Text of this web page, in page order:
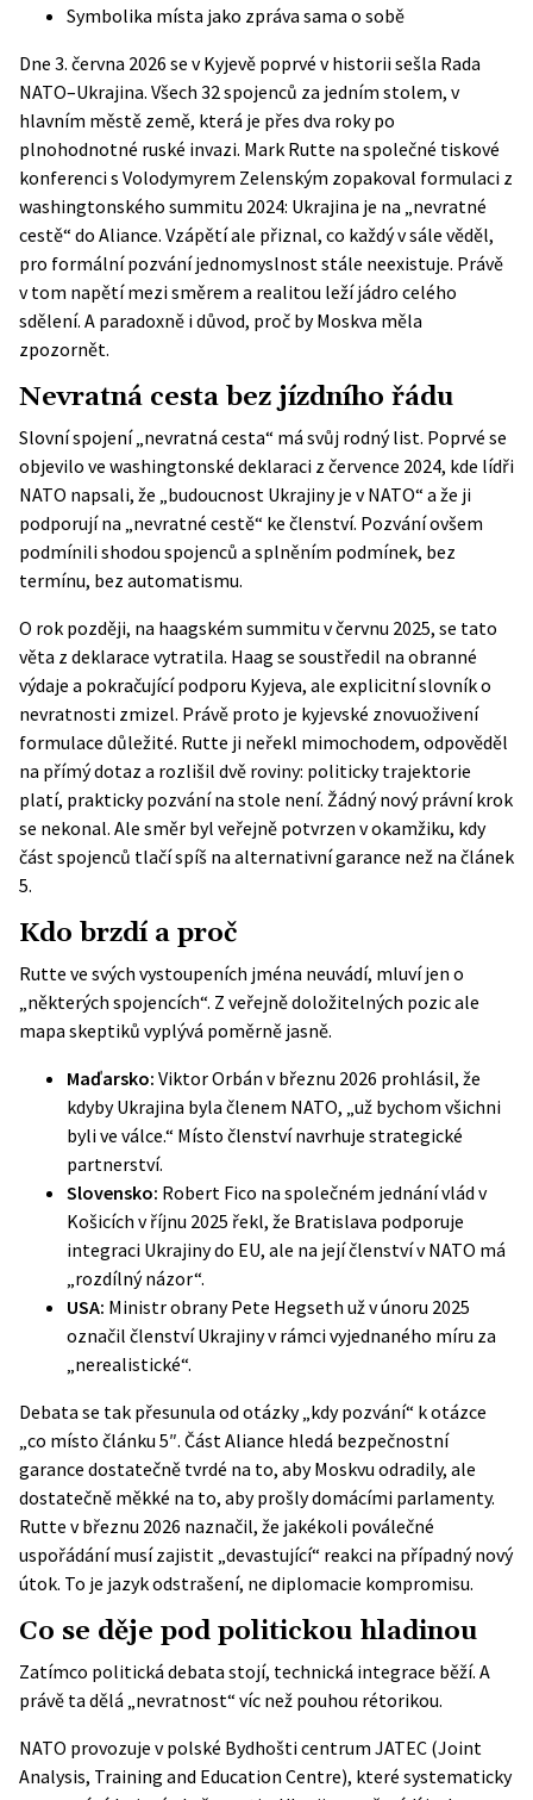
Symbolika místa jako zpráva sama o sobě
Dne 3. června 2026 se v Kyjevě poprvé v historii sešla Rada
NATO–Ukrajina. Všech 32 spojenců za jedním stolem, v
hlavním městě země, která je přes dva roky po
plnohodnotné ruské invazi. Mark Rutte na společné tiskové
konferenci s Volodymyrem Zelenským zopakoval formulaci z
washingtonského summitu 2024: Ukrajina je na „nevratné
cestě“ do Aliance. Vzápětí ale přiznal, co každý v sále věděl,
pro formální pozvání jednomyslnost stále neexistuje. Právě
v tom napětí mezi směrem a realitou leží jádro celého
sdělení. A paradoxně i důvod, proč by Moskva měla
zpozornět.
Nevratná cesta bez jízdního řádu
Slovní spojení „nevratná cesta“ má svůj rodný list. Poprvé se
objevilo ve washingtonské deklaraci z července 2024, kde lídři
NATO napsali, že „budoucnost Ukrajiny je v NATO“ a že ji
podporují na „nevratné cestě“ ke členství. Pozvání ovšem
podmínili shodou spojenců a splněním podmínek, bez
termínu, bez automatismu.
O rok později, na haagském summitu v červnu 2025, se tato
věta z deklarace vytratila. Haag se soustředil na obranné
výdaje a pokračující podporu Kyjeva, ale explicitní slovník o
nevratnosti zmizel. Právě proto je kyjevské znovuoživení
formulace důležité. Rutte ji neřekl mimochodem, odpověděl
na přímý dotaz a rozlišil dvě roviny: politicky trajektorie
platí, prakticky pozvání na stole není. Žádný nový právní krok
se nekonal. Ale směr byl veřejně potvrzen v okamžiku, kdy
část spojenců tlačí spíš na alternativní garance než na článek
5.
Kdo brzdí a proč
Rutte ve svých vystoupeních jména neuvádí, mluví jen o
„některých spojencích“. Z veřejně doložitelných pozic ale
mapa skeptiků vyplývá poměrně jasně.
Maďarsko: Viktor Orbán v březnu 2026 prohlásil, že
kdyby Ukrajina byla členem NATO, „už bychom všichni
byli ve válce.“ Místo členství navrhuje strategické
partnerství.
Slovensko: Robert Fico na společném jednání vlád v
Košicích v říjnu 2025 řekl, že Bratislava podporuje
integraci Ukrajiny do EU, ale na její členství v NATO má
„rozdílný názor“.
USA: Ministr obrany Pete Hegseth už v únoru 2025
označil členství Ukrajiny v rámci vyjednaného míru za
„nerealistické“.
Debata se tak přesunula od otázky „kdy pozvání“ k otázce
„co místo článku 5″. Část Aliance hledá bezpečnostní
garance dostatečně tvrdé na to, aby Moskvu odradily, ale
dostatečně měkké na to, aby prošly domácími parlamenty.
Rutte v březnu 2026 naznačil, že jakékoli poválečné
uspořádání musí zajistit „devastující“ reakci na případný nový
útok. To je jazyk odstrašení, ne diplomacie kompromisu.
Co se děje pod politickou hladinou
Zatímco politická debata stojí, technická integrace běží. A
právě ta dělá „nevratnost“ víc než pouhou rétorikou.
NATO provozuje v polské Bydhošti centrum JATEC (Joint
Analysis, Training and Education Centre), které systematicky